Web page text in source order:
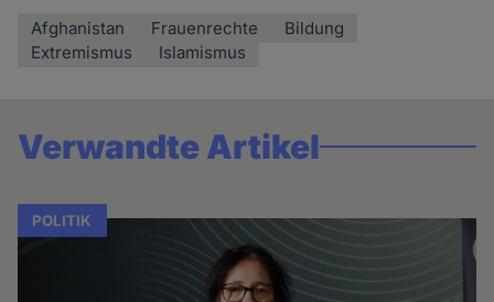
Afghanistan Frauenrechte
Bildung
Extremismus
Islamismus
Verwandte Artikel
POLITIK